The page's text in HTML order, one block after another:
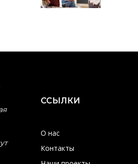
ССЫЛКИ
О нас
Контакты